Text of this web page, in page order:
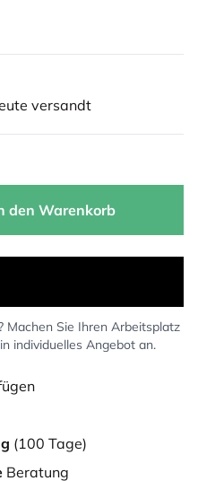
versandt
den Warenkorb
Machen Sie Ihren Arbeitsplatz
individuelles Angebot an.
(100 Tage)
Beratung